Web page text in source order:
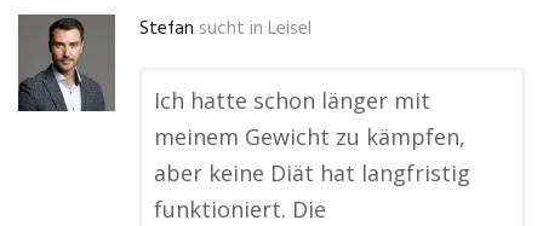
Stefan sucht in Leisel
Ich hatte schon länger mit
meinem Gewicht zu kämpfen,
aber keine Diät hat langfristig
funktioniert. Die